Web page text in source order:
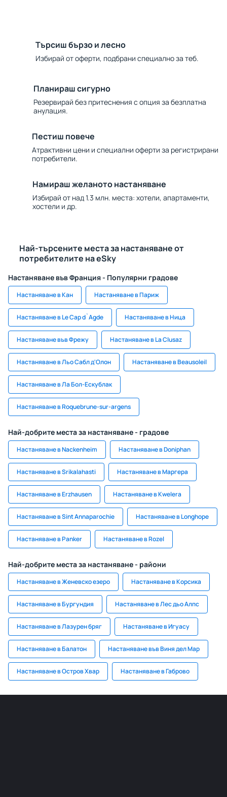
Търсиш бързо и лесно
Избирай от оферти, подбрани специално за теб.
Планираш сигурно
Резервирай без притеснения с опция за безплатна
анулация.
Пестиш повече
Атрактивни цени и специални оферти за регистрирани
потребители.
Намираш желаното настаняване
Избирай от над 1.3 млн. места: хотели, апартаменти,
хостели и др.
Най-търсените места за настаняване от
потребителите на eSky
Настаняване във Франция - Популярни градове
Настаняване в Кан Настаняване в Париж
Настаняване в Le Cap d`Agde Настаняване в Ница
Настаняване във Фрежу Настаняване в La Clusaz
Настаняване в Льо Сабл д'Олон Настаняване в Beausoleil
Настаняване в Ла Бол-Ескублак
Настаняване в Roquebrune-sur-argens
Най-добрите места за настаняване - градове
Настаняване в Nackenheim Настаняване в Doniphan
Настаняване в Srikalahasti Настаняване в Маргера
Настаняване в Erzhausen Настаняване в Kwelera
Настаняване в Sint Annaparochie Настаняване в Longhope
Настаняване в Panker Настаняване в Rozel
Най-добрите места за настаняване - райони
Настаняване в Женевско езеро Настаняване в Корсика
Настаняване в Бургундия Настаняване в Лес дьо Алпс
Настаняване в Лазурен бряг Настаняване в Игуасу
Настаняване в Балатон Настаняване във Виня дел Мар
Настаняване в Остров Хвар Настаняване в Габрово